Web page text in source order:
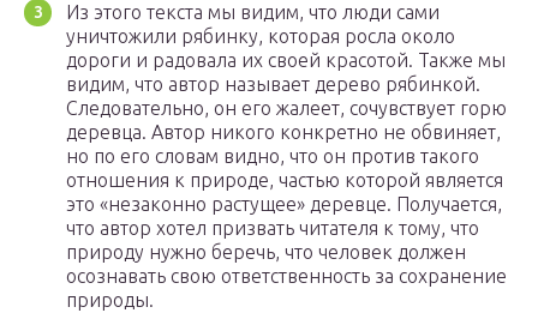
Из этого текста мы видим, что люди сами
уничтожили рябинку, которая росла около
дороги и радовала их своей красотой. Также мы
видим, что автор называет дерево рябинкой.
Следовательно, он его жалеет, сочувствует горю
деревца. Автор никого конкретно не обвиняет,
но по его словам видно, что он против такого
отношения к природе, частью которой является
это «незаконно растущее» деревце. Получается,
что автор хотел призвать читателя к тому, что
природу нужно беречь, что человек должен
осознавать свою ответственность за сохранение
природы.